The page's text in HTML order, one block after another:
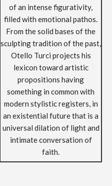
of an intense figurativity,
filled with emotional pathos.
From the solid bases of the
sculpting tradition of the past,
Otello Turci projects his
lexicon toward artistic
propositions having
something in common with
modern stylistic registers, in
an existential future that is a
universal dilation of light and
intimate conversation of
faith.